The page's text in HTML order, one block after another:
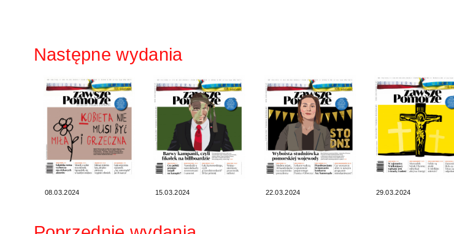
Następne wydania
08.03.2024 15.03.2024 22.03.2024 29.03.2024